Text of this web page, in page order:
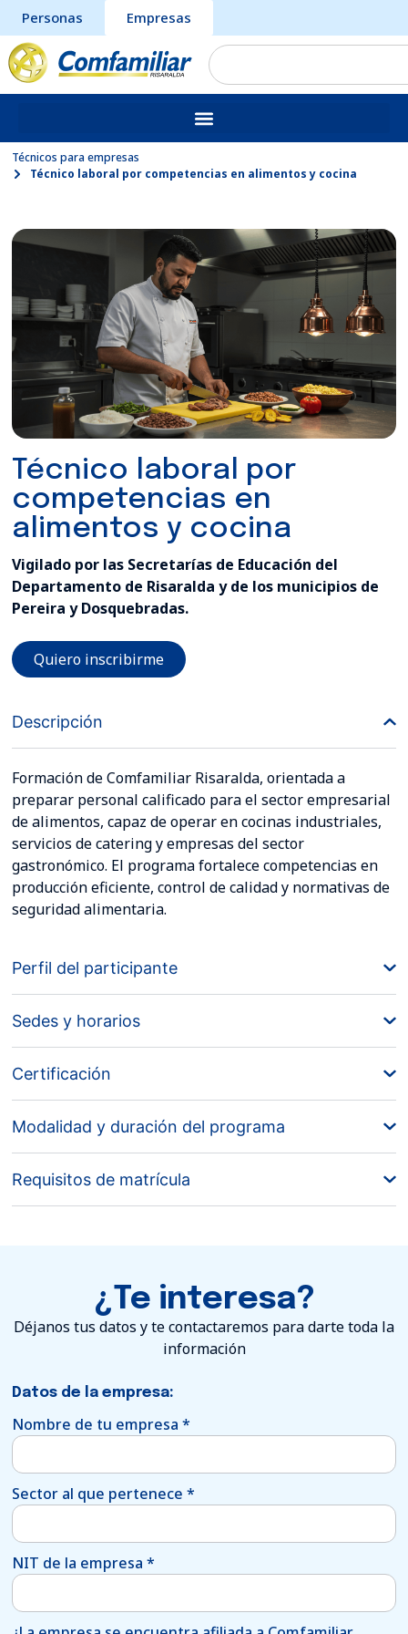
Personas Empresas
Técnicos para empresas
Técnico laboral por competencias en alimentos y cocina
Técnico laboral por
competencias en
alimentos y cocina
Vigilado por las Secretarías de Educación del
Departamento de Risaralda y de los municipios de
Pereira y Dosquebradas.
Quiero inscribirme
Descripción
Formación de Comfamiliar Risaralda, orientada a
preparar personal calificado para el sector empresarial
de alimentos, capaz de operar en cocinas industriales,
servicios de catering y empresas del sector
gastronómico. El programa fortalece competencias en
producción eficiente, control de calidad y normativas de
seguridad alimentaria.
Perfil del participante
Sedes y horarios
Certificación
Modalidad y duración del programa
Requisitos de matrícula
¿Te interesa?
Déjanos tus datos y te contactaremos para darte toda la
información
Datos de la empresa:
Nombre de tu empresa*
Sector al que pertenece*
NIT de la empresa*